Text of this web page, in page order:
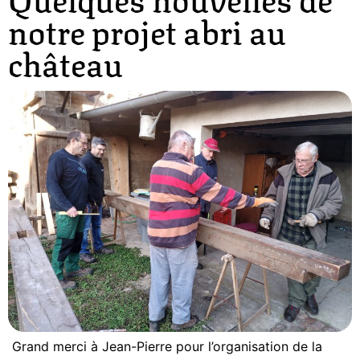
notre projet abri au
château
Grand merci à Jean-Pierre pour l’organisation de la